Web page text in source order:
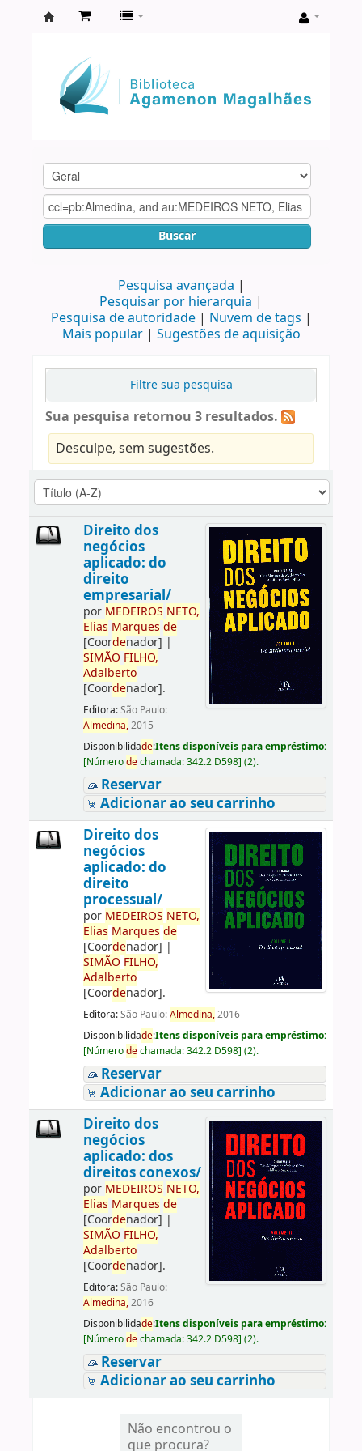
Agamenon
Magalhães
Buscar
Pesquisa avançada
Pesquisar por hierarquia
Pesquisa de autoridade
Nuvem de tags
Mais popular
Sugestões de aquisição
Filtre sua pesquisa
Sua pesquisa retornou 3 resultados.
Desculpe, sem sugestões.
Direito dos
negócios
aplicado: do
direito
empresarial/
por MEDEIROS NETO,
Elias Marques de
[Coordenador] |
SIMÃO FILHO,
Adalberto
[Coordenador].
Editora:São Paulo:
Almedina,2015
Disponibilidade:Itens disponíveis para empréstimo:
[Númerodechamada:342.2 D598] (2).
Reservar
Adicionar ao seu carrinho
Direito dos
negócios
aplicado: do
direito
processual/
por MEDEIROS NETO,
Elias Marques de
[Coordenador] |
SIMÃO FILHO,
Adalberto
[Coordenador].
Editora:São Paulo:Almedina,2016
Disponibilidade:Itens disponíveis para empréstimo:
[Númerodechamada:342.2 D598] (2).
Reservar
Adicionar ao seu carrinho
Direito dos
negócios
aplicado: dos
direitos conexos/
por MEDEIROS NETO,
Elias Marques de
[Coordenador] |
SIMÃO FILHO,
Adalberto
[Coordenador].
Editora:São Paulo:
Almedina,2016
Disponibilidade:Itens disponíveis para empréstimo:
[Númerodechamada:342.2 D598] (2).
Reservar
Adicionar ao seu carrinho
Não encontrou o
que procura?